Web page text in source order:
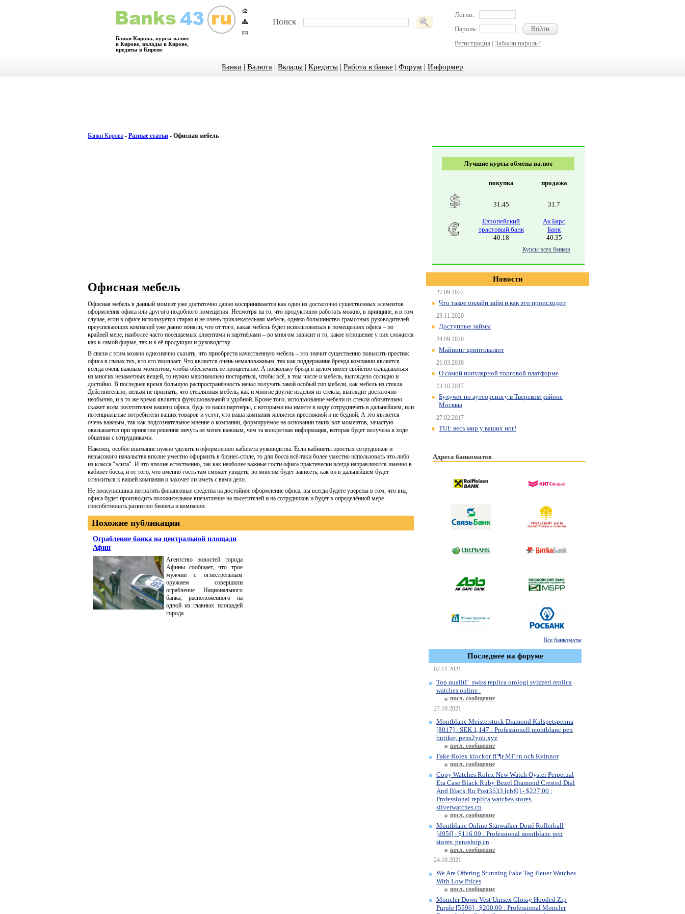
Банки Кирова, курсы валют
в Кирове, вклады в Кирове,
кредиты в Кирове
Поиск
Логин:
Пароль:
Регистрация | Забыли пароль?
Банки | Валюта | Вклады | Кредиты | Работа в банке | Форум | Информер
Банки Кирова - Разные статьи - Офисная мебель
Офисная мебель
Офисная мебель в данный момент уже достаточно давно воспринимается как один из достаточно существенных элементов
оформления офиса или другого подобного помещения. Несмотря на то, что продуктивно работать можно, в принципе, и в том
случае, если в офисе используется старая и не очень привлекательная мебель, однако большинство грамотных руководителей
преуспевающих компаний уже давно поняли, что от того, какая мебель будет использоваться в помещениях офиса – по
крайней мере, наиболее часто посещаемых клиентами и партнёрами – во многом зависит и то, какое отношение у них сложится
как к самой фирме, так и к её продукции и руководству.
В связи с этим можно однозначно сказать, что приобрести качественную мебель – это значит существенно повысить престиж
офиса в глазах тех, кто его посещает. Что является очень немаловажным, так как поддержание бренда компании является
всегда очень важным моментом, чтобы обеспечить её процветание. А поскольку бренд в целом имеет свойство складываться
из многих незаметных вещей, то нужно максимально постараться, чтобы всё, в том числе и мебель, выглядело солидно и
достойно. В последнее время большую распространённость начал получать такой особый тип мебели, как мебель из стекла.
Действительно, нельзя не признать, что стеклянная мебель, как и многие другие изделия из стекла, выглядит достаточно
необычно, и в то же время является функциональной и удобной. Кроме того, использование мебели из стекла обязательно
скажет всем посетителям вашего офиса, будь то ваши партнёры, с которыми вы имеете в виду сотрудничать в дальнейшем, или
потенциальные потребители ваших товаров и услуг, что ваша компания является престижной и не бедной. А это является
очень важным, так как подсознательное мнение о компании, формируемое на основании таких вот моментов, зачастую
оказывается при принятии решения ничуть не менее важным, чем та конкретная информация, которая будет получена в ходе
общения с сотрудниками.
Наконец, особое внимание нужно уделить и оформлению кабинета руководства. Если кабинеты простых сотрудников и
невысокого начальства вполне уместно оформить в бизнес-стиле, то для босса всё-таки более уместно использовать что-либо
из класса "элита". И это вполне естественно, так как наиболее важные гости офиса практически всегда направляются именно в
кабинет босса, и от того, что именно гость там сможет увидеть, во многом будет зависеть, как он в дальнейшем будет
относиться к вашей компании и захочет ли иметь с вами дело.
Не поскупившись потратить финансовые средства на достойное оформление офиса, вы всегда будете уверены в том, что вид
офиса будет производить положительное впечатление на посетителей и на сотрудников и будет в определённой мере
способствовать развитию бизнеса и компании.
Похожие публикации
Ограбление банка на центральной площади
Афин
Агентство новостей города
Афины сообщает, что трое
мужчин с огнестрельным
оружием совершили
ограбление Национального
банка, расположенного на
одной из главных площадей
города.
Лучшие курсы обмена валют
покупка продажа
31.45 31.7
Европейский
трастовый банк
40.18
Ак Барс
Банк
40.35
Курсы всех банков
Новости
27.09.2022
Что такое онлайн займ и как это происходит
23.11.2020
Доступные займы
24.09.2020
Майнинг криптовалют
21.03.2018
О самой популярной торговой платформе
13.10.2017
Бухучет по аутсорсингу в Тверском районе
Москвы
27.02.2017
TUI: весь мир у ваших ног!
Адреса банкоматов
Все банкоматы
Последнее на форуме
02.11.2021
Top qualitГ swiss replica orologi svizzeri replica
watches online .
посл. сообщение
27.10.2021
Montblanc Meisterstuck Diamond Kulspetspenna
[8017] - SEK 1,147 : Professionell montblanc pen
butiker, pens2you.xyz
посл. сообщение
Fake Rolex klockor fГ¶r MГ¤n och Kvinnor
посл. сообщение
Copy Watches Rolex New Watch Oyster Perpetual
Eta Case Black Ruby Bezel Diamond Crested Dial
And Black Ru Post3533 [cbf0] - $227.00 :
Professional replica watches stores,
silverwatches.cn
посл. сообщение
Montblanc Online Starwalker Doué Rollerball
[d95f] - $116.00 : Professional montblanc pen
stores, pensshop.cn
посл. сообщение
24.10.2021
We Are Offering Stunning Fake Tag Heuer Watches
With Low Prices
посл. сообщение
Moncler Down Vest Unisex Glossy Hooded Zip
Purple [5596] - $200.00 : Professional Moncler